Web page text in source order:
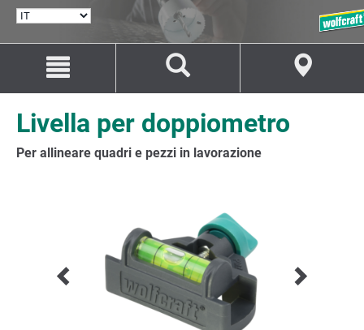
SELEZIONA
contenuto
navigazione
Livella per doppiometro
Per allineare quadri e pezzi in lavorazione